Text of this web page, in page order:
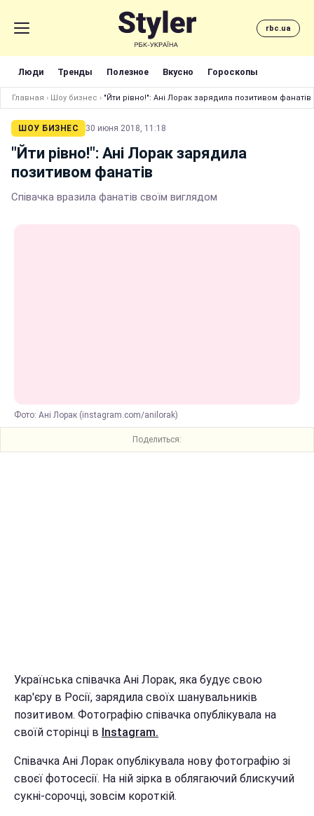
rbc.ua
Люди Тренды Полезное Вкусно Гороскопы
Главная › Шоу бизнес › "Йти рівно!": Ані Лорак зарядила позитивом фанатів
ШОУ БИЗНЕС 30 июня 2018, 11:18
"Йти рівно!": Ані Лорак зарядила
позитивом фанатів
Співачка вразила фанатів своїм виглядом
Фото: Ані Лорак (instagram.com/anilorak)
Поделиться:
Українська співачка Ані Лорак, яка будує свою
кар'єру в Росії, зарядила своїх шанувальників
позитивом. Фотографію співачка опублікувала на
своїй сторінці в Instagram.
Співачка Ані Лорак опублікувала нову фотографію зі
своєї фотосесії. На ній зірка в облягаючий блискучий
сукні-сорочці, зовсім короткій.